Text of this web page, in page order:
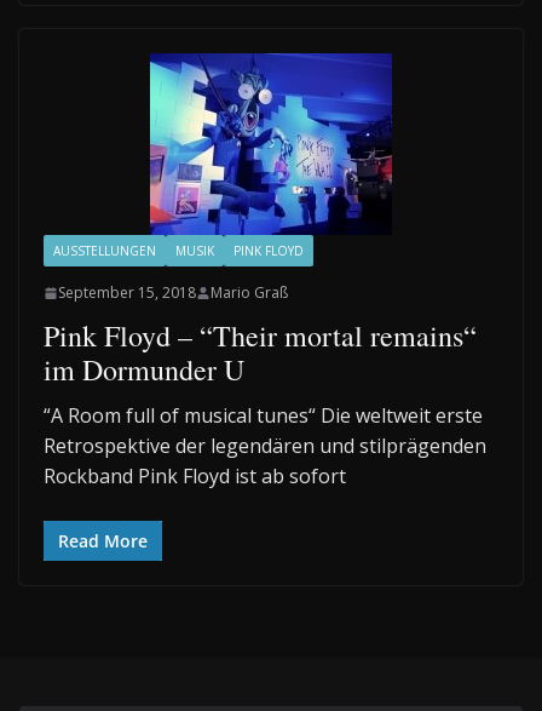
AUSSTELLUNGEN MUSIK PINK FLOYD
September 15, 2018 Mario Graß
Pink Floyd – “Their mortal remains“
im Dormunder U
“A Room full of musical tunes“ Die weltweit erste
Retrospektive der legendären und stilprägenden
Rockband Pink Floyd ist ab sofort
Read More